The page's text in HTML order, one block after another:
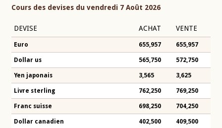
Cours des devises du vendredi 7 Août 2026
DEVISE ACHAT VENTE
Euro 655,957 655,957
Dollar us 565,750 572,750
Yen japonais 3,565 3,625
Livre sterling 762,250 769,250
Franc suisse 698,250 704,250
Dollar canadien 402,500 409,500